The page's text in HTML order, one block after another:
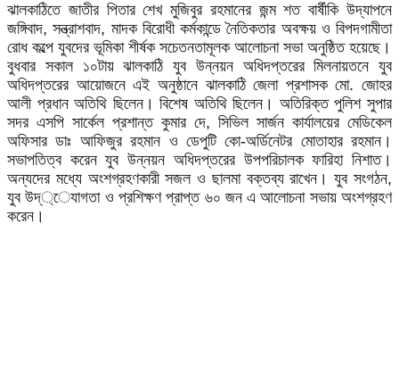
ঝালকাঠিতে জাতীর পিতার শেখ মুজিবুর রহমানের জন্ম শত বার্ষীকি উদ্যাপনে
জঙ্গিবাদ, সন্ত্রাশবাদ, মাদক বিরোধী কর্মকান্ডে নৈতিকতার অবক্ষয় ও বিপদগামীতা
রোধ কল্পে যুবদের ভূমিকা শীর্ষক সচেতনতামূলক আলোচনা সভা অনুষ্ঠিত হয়েছে।
বুধবার সকাল ১০টায় ঝালকাঠি যুব উন্নয়ন অধিদপ্তরের মিলনায়তনে যুব
অধিদপ্তরের আয়োজনে এই অনুষ্ঠানে ঝালকাঠি জেলা প্রশাসক মো. জোহর
আলী প্রধান অতিথি ছিলেন। বিশেষ অতিথি ছিলেন। অতিরিক্ত পুলিশ সুপার
সদর এসপি সার্কেল প্রশান্ত কুমার দে, সিভিল সার্জন কার্যালয়ের মেডিকেল
অফিসার ডাঃ আফিজুর রহমান ও ডেপুটি কো-অর্ডিনেটর মোতাহার রহমান।
সভাপতিত্ব করেন যুব উন্নয়ন অধিদপ্তরের উপপরিচালক ফারিহা নিশাত।
অন্যদের মধ্যে অংশগ্রহণকারী সজল ও ছালমা বক্তব্য রাখেন। যুব সংগঠন,
যুব উদ্্েযাগতা ও প্রশিক্ষণ প্রাপ্ত ৬০ জন এ আলোচনা সভায় অংশগ্রহণ
করেন।